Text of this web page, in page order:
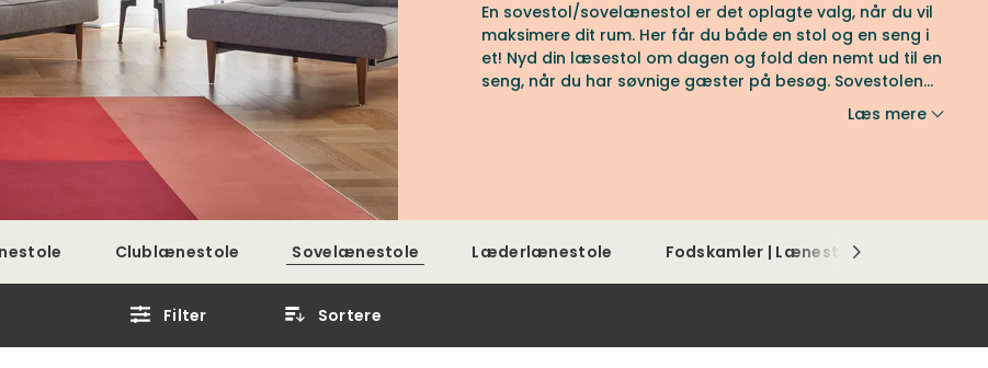
En sovestol/sovelænestol er det oplagte valg, når du vil
maksimere dit rum. Her får du både en stol og en seng i
et! Nyd din læsestol om dagen og fold den nemt ud til en
seng, når du har søvnige gæster på besøg. Sovestolen
kan desuden matches med din øvrige indretning. Vælg
Læs mere
Clublænestole Sovelænestole Læderlænestole Fodskamler | Lænestoltilbehør
Filter Sortere